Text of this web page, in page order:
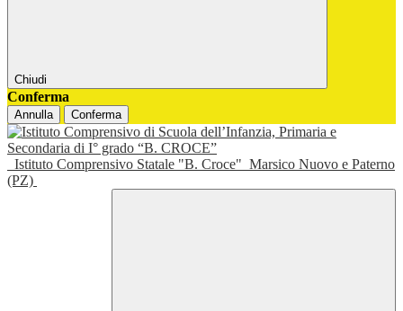
Chiudi
Conferma
Annulla Conferma
Istituto Comprensivo Statale "B. Croce" Marsico Nuovo e Paterno
(PZ)